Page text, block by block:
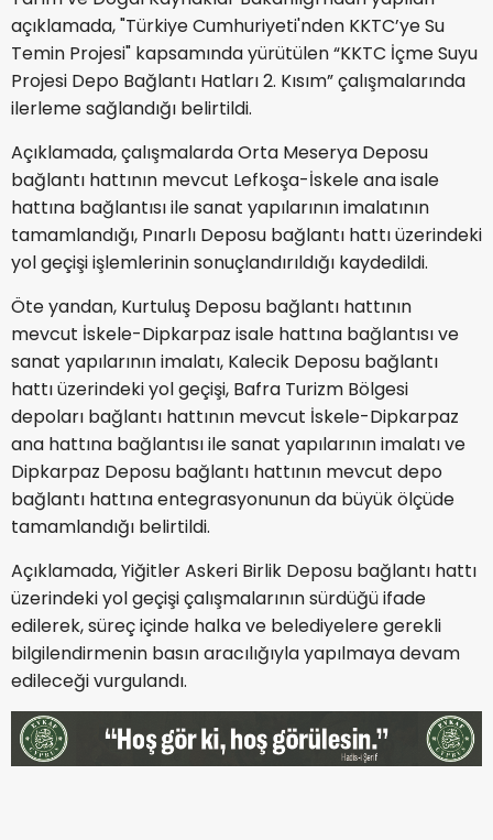
açıklamada, "Türkiye Cumhuriyeti'nden KKTC’ye Su
Temin Projesi" kapsamında yürütülen “KKTC İçme Suyu
Projesi Depo Bağlantı Hatları 2. Kısım” çalışmalarında
ilerleme sağlandığı belirtildi.
Açıklamada, çalışmalarda Orta Meserya Deposu
bağlantı hattının mevcut Lefkoşa-İskele ana isale
hattına bağlantısı ile sanat yapılarının imalatının
tamamlandığı, Pınarlı Deposu bağlantı hattı üzerindeki
yol geçişi işlemlerinin sonuçlandırıldığı kaydedildi.
Öte yandan, Kurtuluş Deposu bağlantı hattının
mevcut İskele-Dipkarpaz isale hattına bağlantısı ve
sanat yapılarının imalatı, Kalecik Deposu bağlantı
hattı üzerindeki yol geçişi, Bafra Turizm Bölgesi
depoları bağlantı hattının mevcut İskele-Dipkarpaz
ana hattına bağlantısı ile sanat yapılarının imalatı ve
Dipkarpaz Deposu bağlantı hattının mevcut depo
bağlantı hattına entegrasyonunun da büyük ölçüde
tamamlandığı belirtildi.
Açıklamada, Yiğitler Askeri Birlik Deposu bağlantı hattı
üzerindeki yol geçişi çalışmalarının sürdüğü ifade
edilerek, süreç içinde halka ve belediyelere gerekli
bilgilendirmenin basın aracılığıyla yapılmaya devam
edileceği vurgulandı.